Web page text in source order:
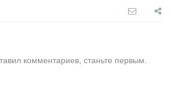
комментариев, станьте первым.